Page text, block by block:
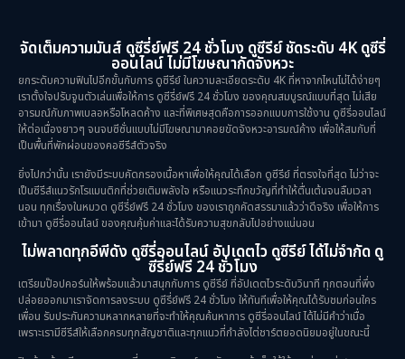
จัดเต็มความมันส์ ดูซีรี่ย์ฟรี 24 ชั่วโมง ดูซีรีย์ ชัดระดับ 4K ดูซีรี่
ออนไลน์ ไม่มีโฆษณากัดจังหวะ
ยกระดับความฟินไปอีกขั้นกับการ ดูซีรีย์ ในความละเอียดระดับ 4K ที่หาจากไหนไม่ได้ง่ายๆ
เราตั้งใจปรับจูนตัวเล่นเพื่อให้การ ดูซีรี่ย์ฟรี 24 ชั่วโมง ของคุณสมบูรณ์แบบที่สุด ไม่เสีย
อารมณ์กับภาพเบลอหรือโหลดค้าง และที่พิเศษสุดคือการออกแบบการใช้งาน ดูซีรี่ออนไลน์
ให้ต่อเนื่องยาวๆ จนจบซีซั่นแบบไม่มีโฆษณามาคอยขัดจังหวะอารมณ์ค้าง เพื่อให้สมกับที่
เป็นพื้นที่พักผ่อนของคอซีรีส์ตัวจริง
ยิ่งไปกว่านั้น เรายังมีระบบคัดกรองเนื้อหาเพื่อให้คุณได้เลือก ดูซีรีย์ ที่ตรงใจที่สุด ไม่ว่าจะ
เป็นซีรีส์แนวรักโรแมนติกที่ช่วยเติมพลังใจ หรือแนวระทึกขวัญที่ทำให้ตื่นเต้นจนลืมเวลา
นอน ทุกเรื่องในหมวด ดูซีรี่ย์ฟรี 24 ชั่วโมง ของเราถูกคัดสรรมาแล้วว่าดีจริง เพื่อให้การ
เข้ามา ดูซีรี่ออนไลน์ ของคุณคุ้มค่าและได้รับความสุขกลับไปอย่างแน่นอน
ไม่พลาดทุกอีพีดัง ดูซีรี่ออนไลน์ อัปเดตไว ดูซีรีย์ ได้ไม่จำกัด ดู
ซีรี่ย์ฟรี 24 ชั่วโมง
เตรียมป๊อปคอร์นให้พร้อมแล้วมาสนุกกับการ ดูซีรีย์ ที่อัปเดตไวระดับวินาที ทุกตอนที่พึ่ง
ปล่อยออกมาเราจัดการลงระบบ ดูซีรี่ย์ฟรี 24 ชั่วโมง ให้ทันทีเพื่อให้คุณได้รับชมก่อนใคร
เพื่อน รับประกันความหลากหลายที่จะทำให้คุณค้นหาการ ดูซีรี่ออนไลน์ ได้ไม่มีคำว่าเบื่อ
เพราะเรามีซีรีส์ให้เลือกครบทุกสัญชาติและทุกแนวที่กำลังไต่ชาร์ตยอดนิยมอยู่ในขณะนี้